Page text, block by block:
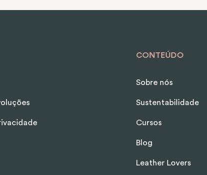
CONTEÚDO
Sobre nós
Sustentabilidade
Cursos
Blog
Leather Lovers